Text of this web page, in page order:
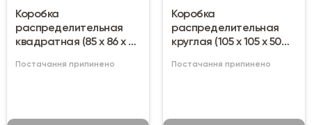
Коробка
распределительная
квадратная (85 х 86 х 41
Постачання припинено
Коробка
распределительная
круглая (105 х 105 х 50
Постачання припинено